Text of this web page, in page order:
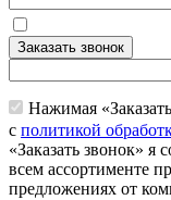
Заказать звонок
Нажимая
с политикой
«Заказать звонок»
всем ассортименте
предложениях от